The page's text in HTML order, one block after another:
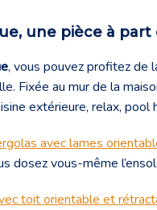
une pièce à
, vous pouvez profitez de
Fixée au mur de la
extérieure, relax, pool
avec lames
dosez vous-même
toit orientable et